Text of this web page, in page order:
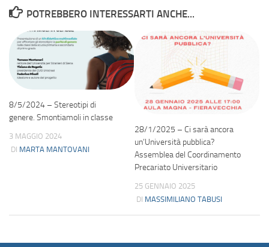
POTREBBERO INTERESSARTI ANCHE...
8/5/2024 – Stereotipi di
genere. Smontiamoli in classe
3 MAGGIO 2024
DI MARTA MANTOVANI
28/1/2025 – Ci sarà ancora
un’Università pubblica?
Assemblea del Coordinamento
Precariato Universitario
25 GENNAIO 2025
DI MASSIMILIANO TABUSI